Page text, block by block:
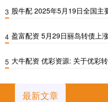
3 股牛配 2025年5月19日全国主
4 盈富配资 5月29日丽岛转债上
5 大牛配资 优彩资源: 关于优彩
最新文章